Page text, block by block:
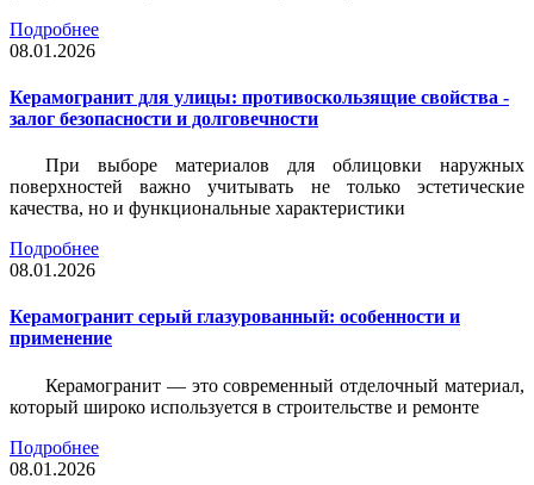
Подробнее
08.01.2026
Керамогранит для улицы: противоскользящие свойства -
залог безопасности и долговечности
При выборе материалов для облицовки наружных
поверхностей важно учитывать не только эстетические
качества, но и функциональные характеристики
Подробнее
08.01.2026
Керамогранит серый глазурованный: особенности и
применение
Керамогранит — это современный отделочный материал,
который широко используется в строительстве и ремонте
Подробнее
08.01.2026